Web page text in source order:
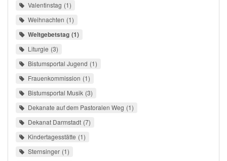
Valentinstag 1
Weihnachten 1
Weltgebetstag 1
Liturgie 3
Bistumsportal Jugend 1
Frauenkommission 1
Bistumsportal Musik 3
Dekanate auf dem Pastoralen Weg 1
Dekanat Darmstadt 7
Kindertagesstätte 1
Sternsinger 1